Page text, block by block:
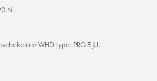
N.
WHD type: PRO 3 JU.